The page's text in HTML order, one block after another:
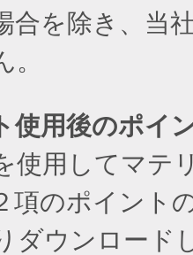
合を除き、当
使用後のポイ
使用してマテ
項のポイント
ダウンロード